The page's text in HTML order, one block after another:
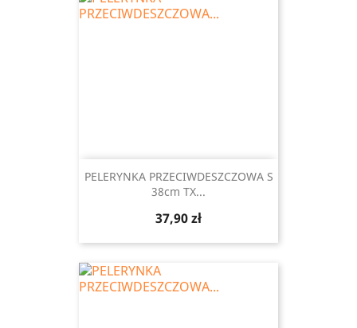
PELERYNKA PRZECIWDESZCZOWA S
38cm TX...
Cena
37,90 zł